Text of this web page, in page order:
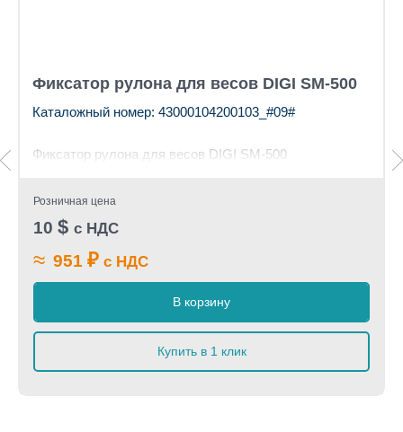
Фиксатор рулона для весов DIGI SM-500
Каталожный номер: 43000104200103_#09#
Фиксатор рулона для весов DIGI SM-500
Розничная цена
10 $ с НДС
≈ 951 ₽ с НДС
В корзину
Купить в 1 клик